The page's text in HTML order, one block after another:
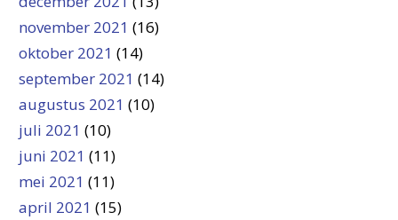
november 2021 (16)
oktober 2021 (14)
september 2021 (14)
augustus 2021 (10)
juli 2021 (10)
juni 2021 (11)
mei 2021 (11)
april 2021 (15)